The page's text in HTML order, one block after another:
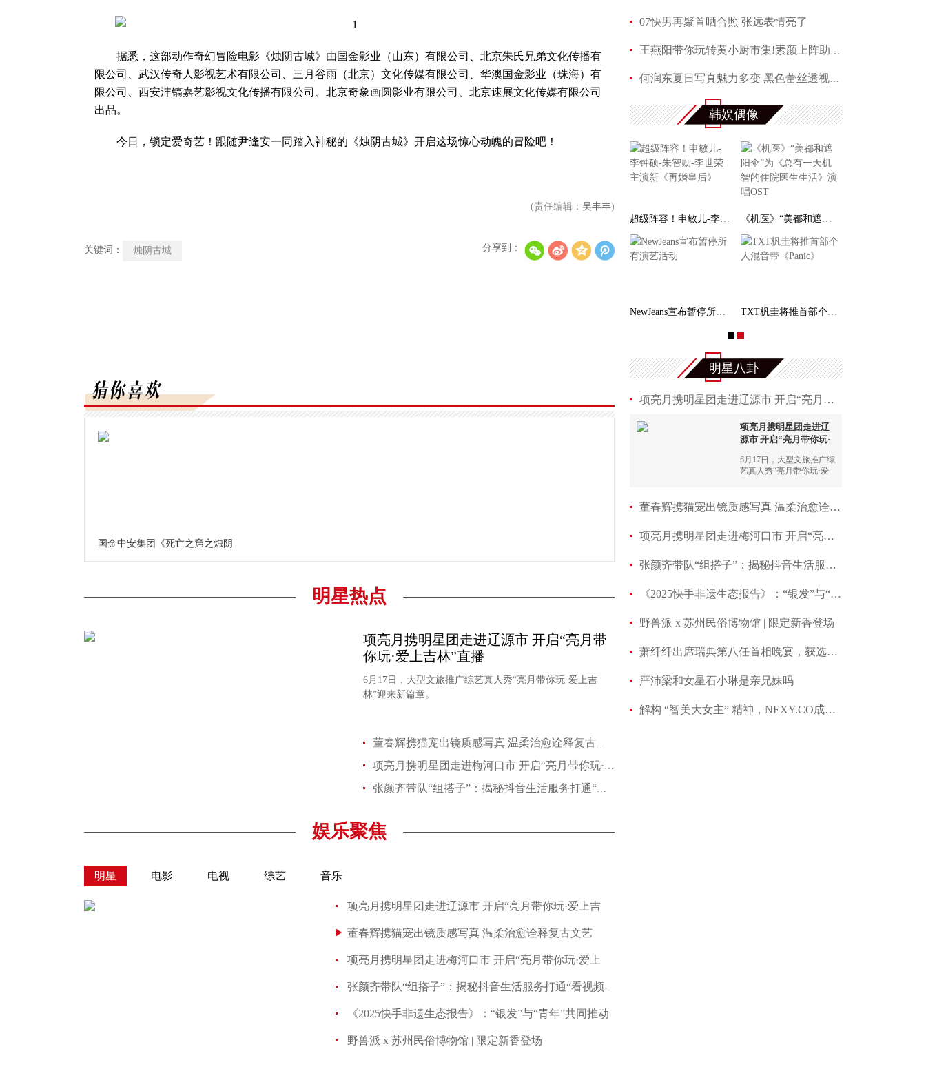
据悉，这部动作奇幻冒险电影《烛阴古城》由国金影业（山东）有限公司、北京朱氏兄弟文化传播有
限公司、武汉传奇人影视艺术有限公司、三月谷雨（北京）文化传媒有限公司、华澳国金影业（珠海）有
限公司、西安沣镐嘉艺影视文化传播有限公司、北京奇象画圆影业有限公司、北京速展文化传媒有限公司
出品。
今日，锁定爱奇艺！跟随尹逢安一同踏入神秘的《烛阴古城》开启这场惊心动魄的冒险吧！
(责任编辑： 吴丰丰)
关键词： 烛阴古城 分享到：
国金中安集团《死亡之窟之烛阴
明星热点
项亮月携明星团走进辽源市 开启“亮月带
你玩·爱上吉林”直播
6月17日，大型文旅推广综艺真人秀“亮月带你玩·爱上吉
林”迎来新篇章。
董春辉携猫宠出镜质感写真 温柔治愈诠释复古文艺
项亮月携明星团走进梅河口市 开启“亮月带你玩·爱上吉林”文旅
张颜齐带队“组搭子”：揭秘抖音生活服务打通“看视频-搜同款-去消
娱乐聚焦
明星 电影 电视 综艺 音乐
项亮月携明星团走进辽源市 开启“亮月带你玩·爱上吉
董春辉携猫宠出镜质感写真 温柔治愈诠释复古文艺
项亮月携明星团走进梅河口市 开启“亮月带你玩·爱上
张颜齐带队“组搭子”：揭秘抖音生活服务打通“看视频-
《2025快手非遗生态报告》：“银发”与“青年”共同推动
野兽派 x 苏州民俗博物馆 | 限定新香登场
07快男再聚首晒合照 张远表情亮了
王燕阳带你玩转黄小厨市集!素颜上阵助力嫣然天使
何润东夏日写真魅力多变 黑色蕾丝透视西装性感吸
赵芮曝全新写真 笑靥如花展现十足冻龄魅力
韩娱偶像
超级阵容！申敏儿-李钟硕-朱智勋-李世荣主演新《 《机医》“美都和遮阳伞”为《总有一天机智的住
NewJeans宣布暂停所有演艺活动 TXT杋圭将推首部个人混音带《Panic》
明星八卦
项亮月携明星团走进辽源市 开启“亮月带你玩·
项亮月携明星团走进辽
源市 开启“亮月带你玩·
6月17日，大型文旅推广综
艺真人秀“亮月带你玩·爱
董春辉携猫宠出镜质感写真 温柔治愈诠释复古文
项亮月携明星团走进梅河口市 开启“亮月带你玩
张颜齐带队“组搭子”：揭秘抖音生活服务打通“看
《2025快手非遗生态报告》：“银发”与“青年”共
野兽派 x 苏州民俗博物馆 | 限定新香登场
萧纤纤出席瑞典第八任首相晚宴，获选美冠军后闪耀
严沛梁和女星石小琳是亲兄妹吗
解构 “智美大女主” 精神，NEXY.CO成都大师旗舰